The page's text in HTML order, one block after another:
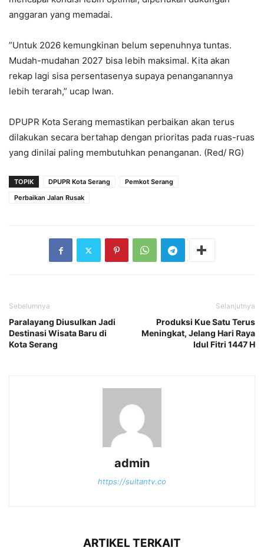
anggaran yang memadai.
‎”Untuk 2026 kemungkinan belum sepenuhnya tuntas.
Mudah-mudahan 2027 bisa lebih maksimal. Kita akan
rekap lagi sisa persentasenya supaya penanganannya
lebih terarah,” ucap Iwan.
‎DPUPR Kota Serang memastikan perbaikan akan terus
dilakukan secara bertahap dengan prioritas pada ruas-ruas
yang dinilai paling membutuhkan penanganan. (Red/ RG)
TOPIK DPUPR Kota Serang
Pemkot Serang
Perbaikan Jalan Rusak
Sebelumnya
Paralayang Diusulkan Jadi
Destinasi Wisata Baru di
Kota Serang
Selanjutnya
Produksi Kue Satu Terus
Meningkat, Jelang Hari Raya
Idul Fitri 1447 H
admin
https://sultantv.co
ARTIKEL TERKAIT